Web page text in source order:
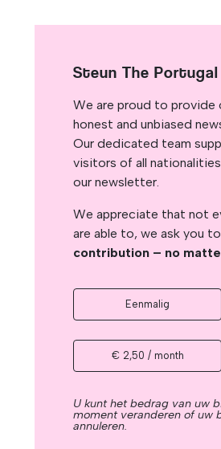
Steun The Portugal
We are proud to provide
honest and unbiased
Our dedicated team
visitors of all
our newsletter.
We appreciate that not
are able to, we ask you to
contribution – no
Eenmalig
€ 2,50 / month
U kunt het bedrag van uw
moment veranderen of uw
annuleren.